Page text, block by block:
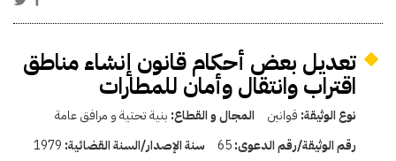
تعديل بعض أحكام قانون إنشاء مناطق
اقتراب وانتقال وأمان للمطارات
نوع الوثيقة: قوانين المجال و القطاع: بنية تحتية و مرافق عامة
رقم الوثيقة/رقم الدعوى:65 سنة الإصدار/السنة القضائية: 1979